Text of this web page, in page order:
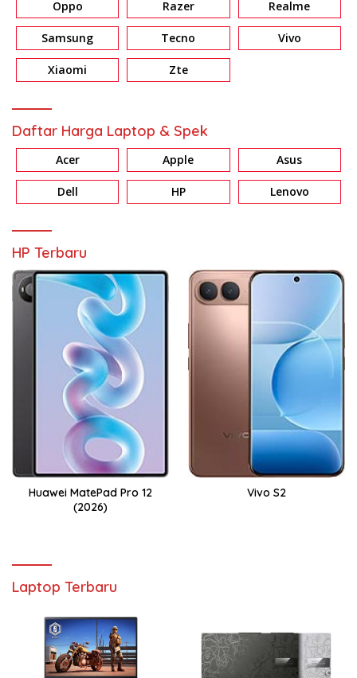
Oppo Razer Realme
Samsung Tecno Vivo
Xiaomi Zte
Daftar Harga Laptop & Spek
Acer Apple Asus
Dell HP Lenovo
HP Terbaru
Huawei MatePad Pro 12
(2026)
Vivo S2
Laptop Terbaru